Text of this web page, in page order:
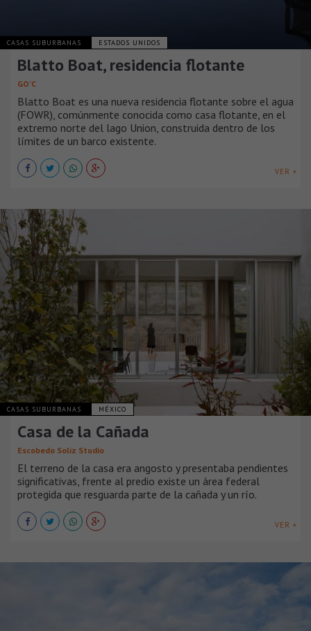
CASAS SUBURBANAS ESTADOS UNIDOS
Blatto Boat, residencia flotante
GO’C
Blatto Boat es una nueva residencia flotante sobre el agua
(FOWR), comúnmente conocida como casa flotante, en el
extremo norte del lago Union, construida dentro de los
límites de un barco existente.
VER +
CASAS SUBURBANAS MÉXICO
Casa de la Cañada
Escobedo Soliz Studio
El terreno de la casa era angosto y presentaba pendientes
significativas, frente al predio existe un área federal
protegida que resguarda parte de la cañada y un río.
VER +